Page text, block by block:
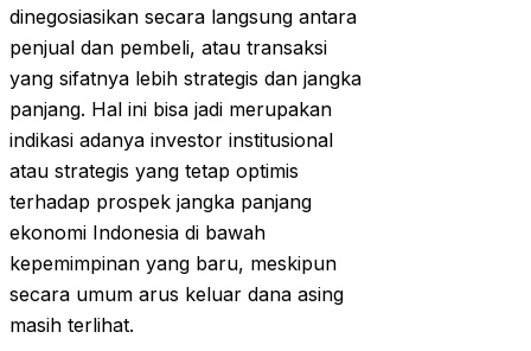
dinegosiasikan secara langsung antara
penjual dan pembeli, atau transaksi
yang sifatnya lebih strategis dan jangka
panjang. Hal ini bisa jadi merupakan
indikasi adanya investor institusional
atau strategis yang tetap optimis
terhadap prospek jangka panjang
ekonomi Indonesia di bawah
kepemimpinan yang baru, meskipun
secara umum arus keluar dana asing
masih terlihat.